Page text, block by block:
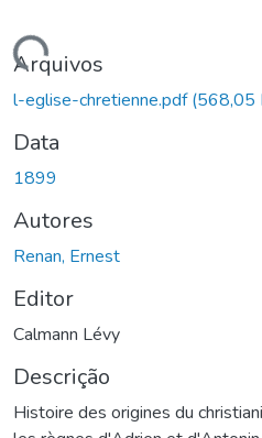
Arquivos
l-eglise-chretienne.pdf(568,05
Data
1899
Autores
Renan, Ernest
Editor
Calmann Lévy
Descrição
Histoire des origines du